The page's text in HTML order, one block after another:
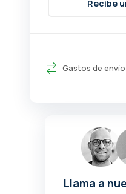
Gastos de envío
Recibe
Llama a